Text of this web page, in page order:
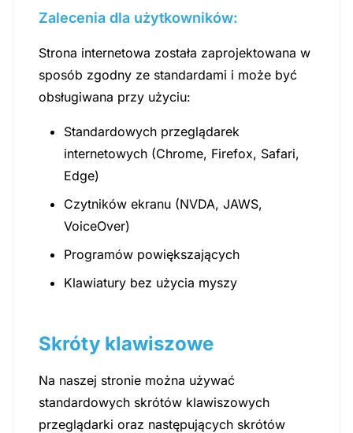
Zalecenia dla użytkowników:
Strona internetowa została zaprojektowana w
sposób zgodny ze standardami i może być
obsługiwana przy użyciu:
Standardowych przeglądarek
internetowych (Chrome, Firefox, Safari,
Edge)
Czytników ekranu (NVDA, JAWS,
VoiceOver)
Programów powiększających
Klawiatury bez użycia myszy
Skróty klawiszowe
Na naszej stronie można używać
standardowych skrótów klawiszowych
przeglądarki oraz następujących skrótów